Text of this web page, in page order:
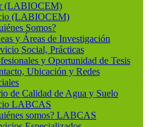
(LABIOCEM)
(LABIOCEM)
Somos?
y Áreas de Investigación
Social, Prácticas
y Oportunidad de Tesis
Ubicación y Redes
de Calidad de Agua y Suelo
LABCAS
somos? LABCAS